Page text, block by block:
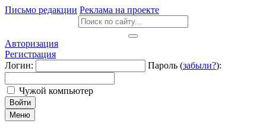
Письмо редакции Реклама на проекте
Авторизация
Регистрация
Логин:
Пароль (забыли?):
Чужой компьютер
Войти
Меню